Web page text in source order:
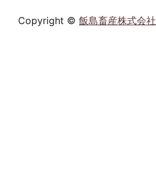
Copyright © 飯島畜産株式会社